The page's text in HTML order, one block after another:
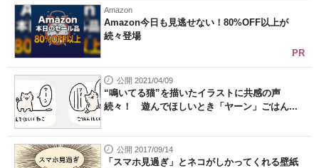
Amazon
Amazon今日も見逃せない！80%OFF以上が
続々登場
PR
公開 2021/04/09
“鳴いてる猫”を描いたイラストに共感の声
続々！ 遊んでほしいとき「ヤーン」ごはん...
公開 2017/09/14
「スマホ見過ぎ」とネコがしかってくれる壁紙